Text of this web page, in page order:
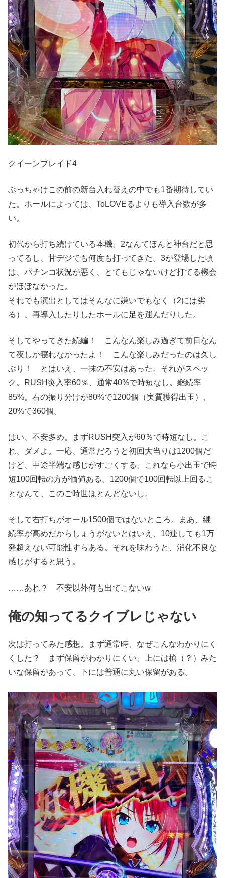
クイーンブレイド4
ぶっちゃけこの前の新台入れ替えの中でも1番期待してい
た。ホールによっては、ToLOVEるよりも導入台数が多
い。
初代から打ち続けている本機。2なんてほんと神台だと思
ってるし、甘デジでも何度も打ってきた。3が登場した頃
は、パチンコ状況が悪く、とてもじゃないけど打てる機会
がほぼなかった。
それでも演出としてはそんなに嫌いでもなく（2には劣
る）、再導入したりしたホールに足を運んだりした。
そしてやってきた続編！ こんなん楽しみ過ぎて前日なん
て夜しか寝れなかったよ！ こんな楽しみだったのは久し
ぶり！ とはいえ、一抹の不安はあった。それがスペッ
ク。RUSH突入率60％、通常40%で時短なし。継続率
85%。右の振り分けが80%で1200個（実質獲得出玉）、
20%で360個。
はい、不安多め。まずRUSH突入が60％で時短なし。こ
れ、ダメよ。一応、通常だろうと初回大当りは1200個だ
けど、中途半端な感じがすごくする。これなら小出玉で時
短100回転の方が価値ある。1200個で100回転以上回るこ
となんて、このご時世ほとんどないし。
そして右打ちがオール1500個ではないところ。まあ、継
続率が高めだからしょうがないとはいえ、10連しても1万
発超えない可能性すらある。それを味わうと、消化不良な
感じがすると思う。
……あれ？ 不安以外何も出てこないw
俺の知ってるクイブレじゃない
次は打ってみた感想。まず通常時、なぜこんなわかりにく
くした？ まず保留がわかりにくい。上には槍（？）みた
いな保留があって、下には普通に丸い保留がある。